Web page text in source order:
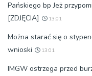
Pańskiego bp Jeż
[ZDJĘCIA]
13:01
Można starać się o
wnioski
13:01
IMGW ostrzega przed